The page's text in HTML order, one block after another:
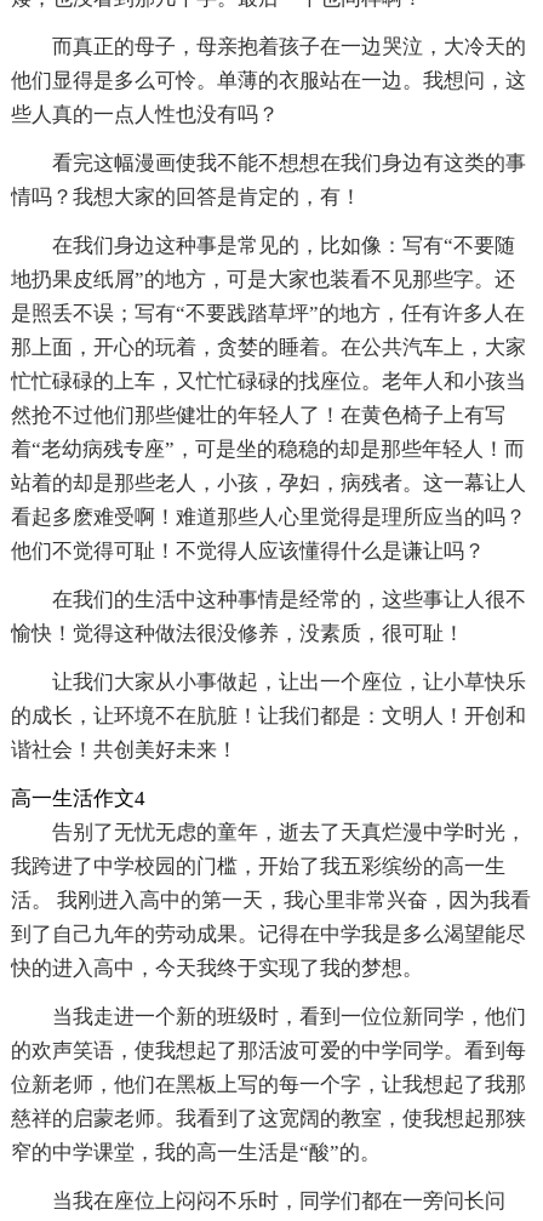
而真正的母子，母亲抱着孩子在一边哭泣，大冷天的
他们显得是多么可怜。单薄的衣服站在一边。我想问，这
些人真的一点人性也没有吗？
看完这幅漫画使我不能不想想在我们身边有这类的事
情吗？我想大家的回答是肯定的，有！
在我们身边这种事是常见的，比如像：写有“不要随
地扔果皮纸屑”的地方，可是大家也装看不见那些字。还
是照丢不误；写有“不要践踏草坪”的地方，任有许多人在
那上面，开心的玩着，贪婪的睡着。在公共汽车上，大家
忙忙碌碌的上车，又忙忙碌碌的找座位。老年人和小孩当
然抢不过他们那些健壮的年轻人了！在黄色椅子上有写
着“老幼病残专座”，可是坐的稳稳的却是那些年轻人！而
站着的却是那些老人，小孩，孕妇，病残者。这一幕让人
看起多麽难受啊！难道那些人心里觉得是理所应当的吗？
他们不觉得可耻！不觉得人应该懂得什么是谦让吗？
在我们的生活中这种事情是经常的，这些事让人很不
愉快！觉得这种做法很没修养，没素质，很可耻！
让我们大家从小事做起，让出一个座位，让小草快乐
的成长，让环境不在肮脏！让我们都是：文明人！开创和
谐社会！共创美好未来！
高一生活作文4
告别了无忧无虑的童年，逝去了天真烂漫中学时光，
我跨进了中学校园的门槛，开始了我五彩缤纷的高一生
活。 我刚进入高中的第一天，我心里非常兴奋，因为我看
到了自己九年的劳动成果。记得在中学我是多么渴望能尽
快的进入高中，今天我终于实现了我的梦想。
当我走进一个新的班级时，看到一位位新同学，他们
的欢声笑语，使我想起了那活波可爱的中学同学。看到每
位新老师，他们在黑板上写的每一个字，让我想起了我那
慈祥的启蒙老师。我看到了这宽阔的教室，使我想起那狭
窄的中学课堂，我的高一生活是“酸”的。
当我在座位上闷闷不乐时，同学们都在一旁问长问